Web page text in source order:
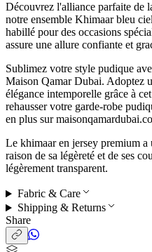
Découvrez l'alliance parfaite de
notre ensemble Khimaar bleu
habillé pour des occasions
assure une allure confiante et
Sublimez votre style pudique
Maison Qamar Dubai. Adoptez
élégance intemporelle grâce à
rehausser votre garde-robe
en plus sur
Le khimaar en jersey premium a
raison de sa légèreté et de ses
légèrement transparent.
Fabric & Care
Shipping & Returns
Share